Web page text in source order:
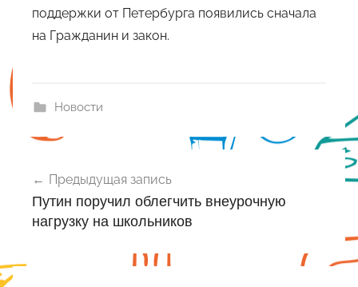
поддержки от Петербурга появились сначала
на Гражданин и закон.
Новости
по
записям
Предыдущая запись
Путин поручил облегчить внеурочную
нагрузку на школьников